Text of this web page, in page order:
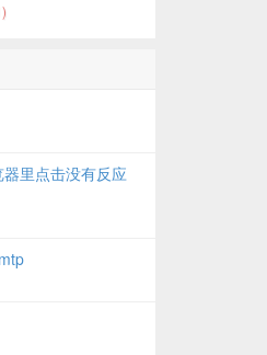
</
里点击没有反应